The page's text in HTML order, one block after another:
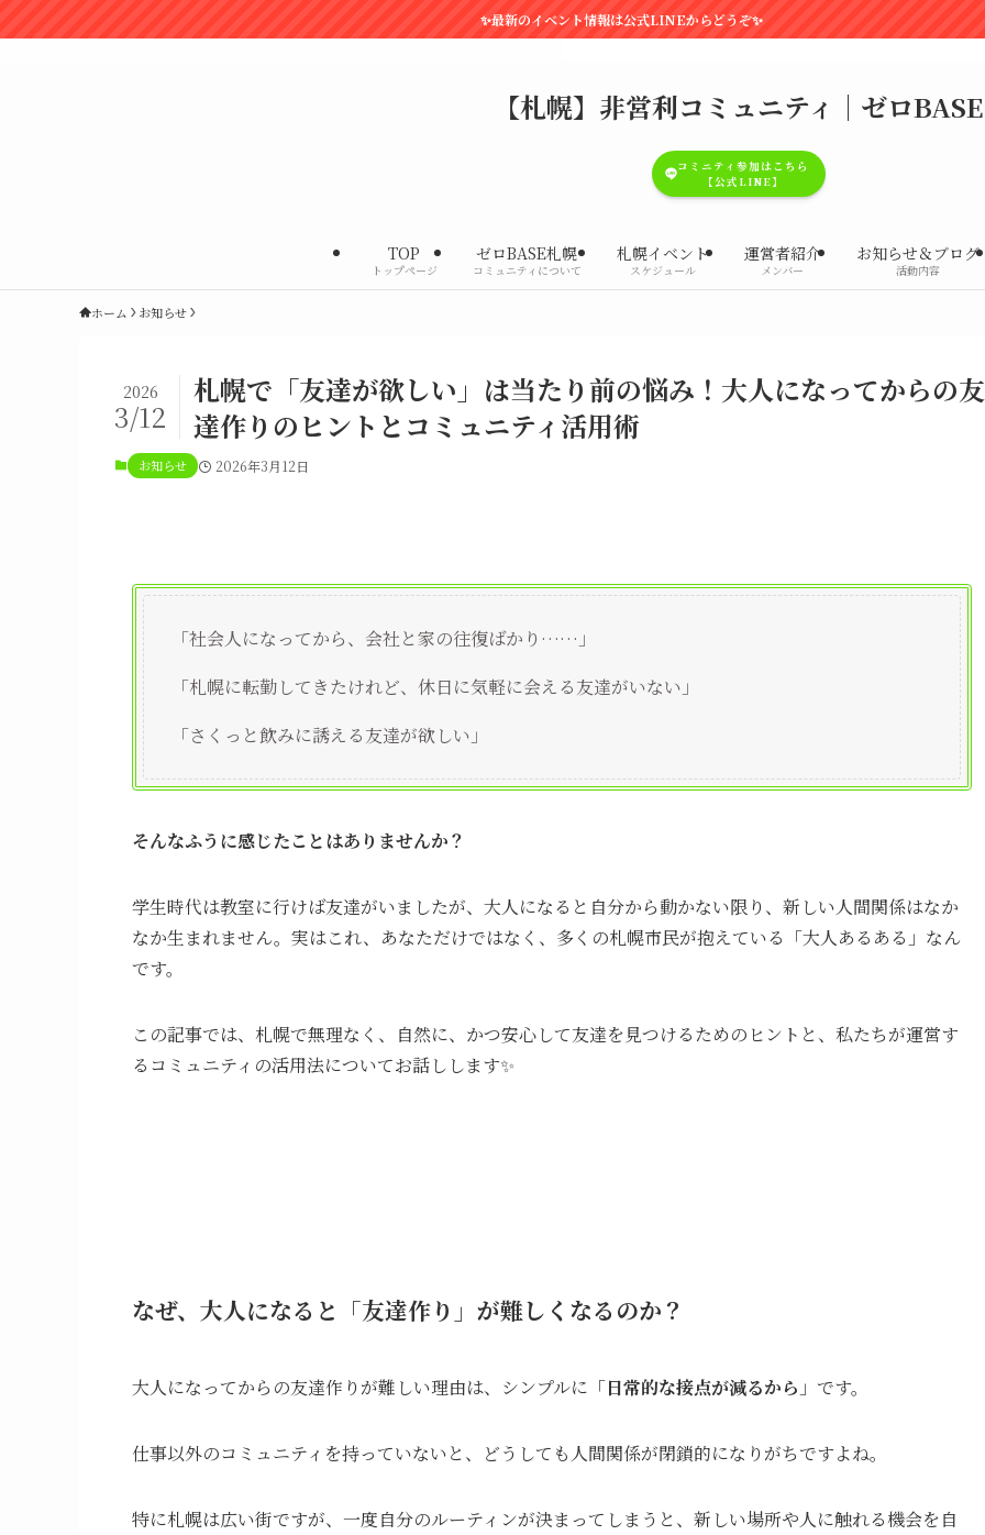
✨最新のイベント情報は公式LINEからどうぞ✨
【札幌】非営利コミュニティ｜ゼロBASE
TOP
トップページ
ゼロBASE札幌
コミュニティについて
札幌イベント
スケジュール
運営者紹介
メンバー
お知らせ＆ブログ
活動内容
コミニティ参加はこちら
【公式LINE】
ホーム お知らせ
札幌で「友達が欲しい」は当たり前の悩み！大人になってからの友
達作りのヒントとコミュニティ活用術
2026
3/12
お知らせ 2026年3月12日
「社会人になってから、会社と家の往復ばかり……」
「札幌に転勤してきたけれど、休日に気軽に会える友達がいない」
「さくっと飲みに誘える友達が欲しい」
そんなふうに感じたことはありませんか？
学生時代は教室に行けば友達がいましたが、大人になると自分から動かない限り、新しい人間関係はなか
なか生まれません。実はこれ、あなただけではなく、多くの札幌市民が抱えている「大人あるある」なん
です。
この記事では、札幌で無理なく、自然に、かつ安心して友達を見つけるためのヒントと、私たちが運営す
るコミュニティの活用法についてお話しします✨
なぜ、大人になると「友達作り」が難しくなるのか？
大人になってからの友達作りが難しい理由は、シンプルに「日常的な接点が減るから 」です。
仕事以外のコミュニティを持っていないと、どうしても人間関係が閉鎖的になりがちですよね。
特に札幌は広い街ですが、一度自分のルーティンが決まってしまうと、新しい場所や人に触れる機会を自